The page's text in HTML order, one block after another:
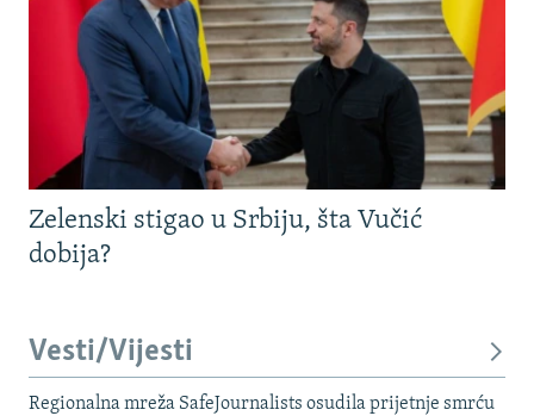
Zelenski stigao u Srbiju, šta Vučić
dobija?
Vesti/Vijesti
Regionalna mreža SafeJournalists osudila prijetnje smrću